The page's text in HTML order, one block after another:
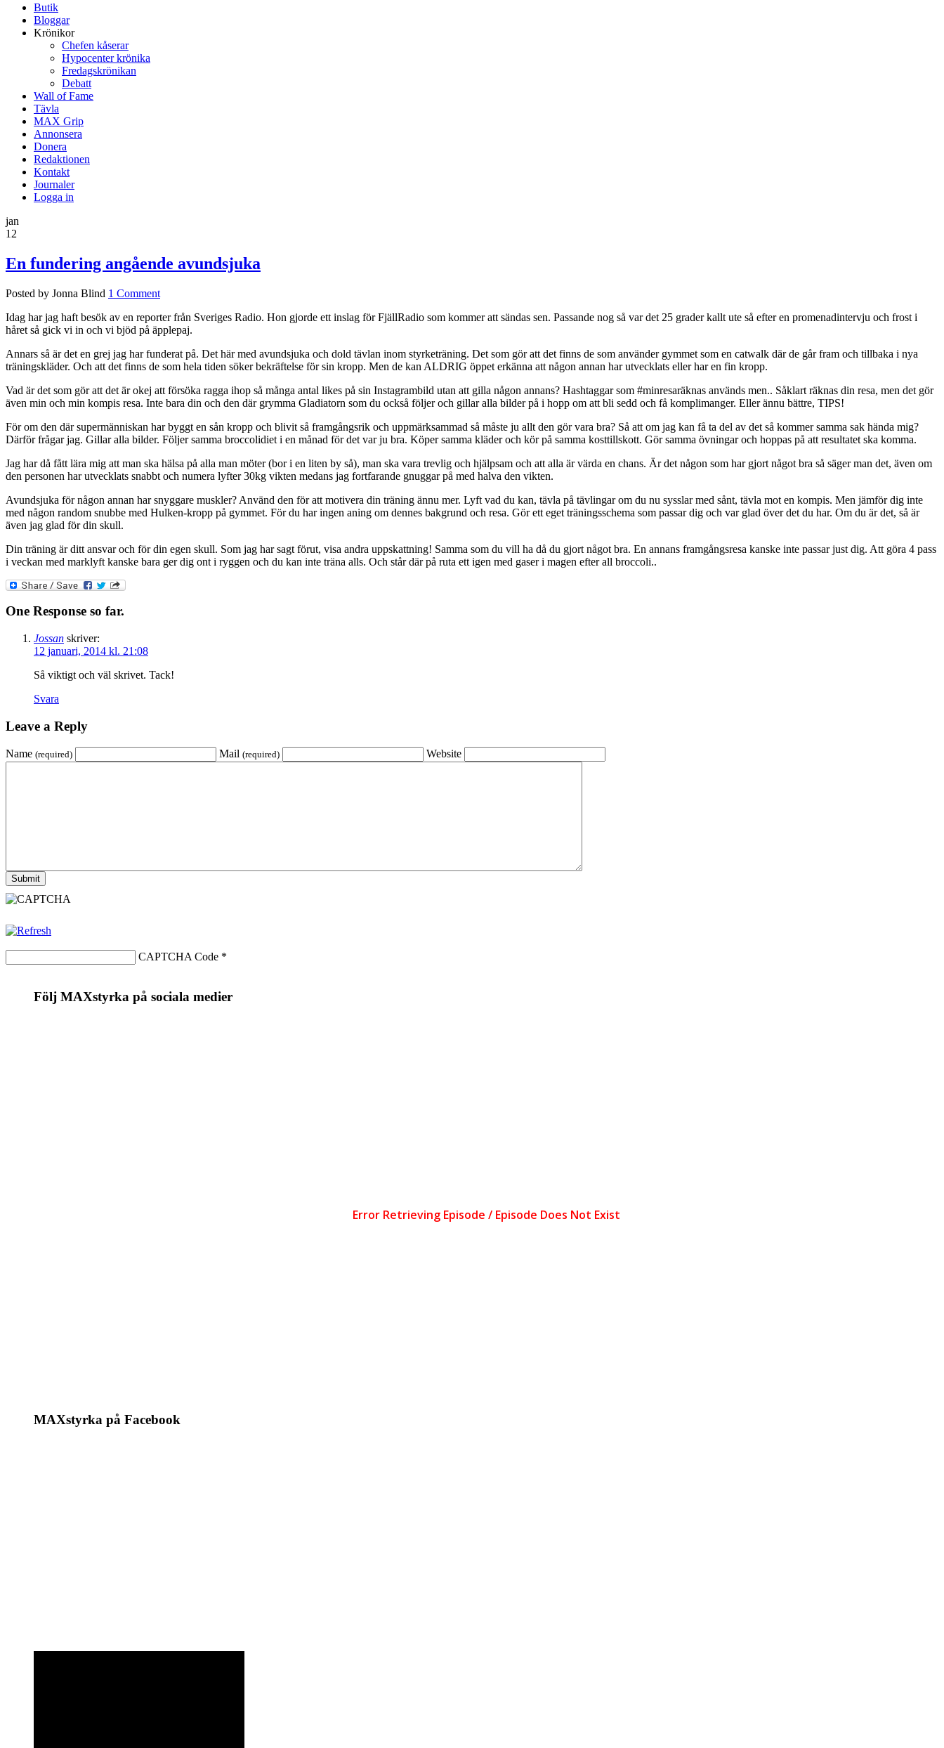
Butik
Bloggar
Krönikor
Chefen kåserar
Hypocenter krönika
Fredagskrönikan
Debatt
Wall of Fame
Tävla
MAX Grip
Annonsera
Donera
Redaktionen
Kontakt
Journaler
Logga in
jan
12
En fundering angående avundsjuka
Posted by Jonna Blind 1 Comment
Idag har jag haft besök av en reporter från Sveriges Radio. Hon gjorde ett inslag för FjällRadio som kommer att sändas sen. Passande nog så var det 25 grader kallt ute så efter en promenadintervju och frost i
håret så gick vi in och vi bjöd på äpplepaj.
Annars så är det en grej jag har funderat på. Det här med avundsjuka och dold tävlan inom styrketräning. Det som gör att det finns de som använder gymmet som en catwalk där de går fram och tillbaka i nya
träningskläder. Och att det finns de som hela tiden söker bekräftelse för sin kropp. Men de kan ALDRIG öppet erkänna att någon annan har utvecklats eller har en fin kropp.
Vad är det som gör att det är okej att försöka ragga ihop så många antal likes på sin Instagrambild utan att gilla någon annans? Hashtaggar som #minresaräknas används men.. Såklart räknas din resa, men det gör
även min och min kompis resa. Inte bara din och den där grymma Gladiatorn som du också följer och gillar alla bilder på i hopp om att bli sedd och få komplimanger. Eller ännu bättre, TIPS!
För om den där supermänniskan har byggt en sån kropp och blivit så framgångsrik och uppmärksammad så måste ju allt den gör vara bra? Så att om jag kan få ta del av det så kommer samma sak hända mig?
Därför frågar jag. Gillar alla bilder. Följer samma broccolidiet i en månad för det var ju bra. Köper samma kläder och kör på samma kosttillskott. Gör samma övningar och hoppas på att resultatet ska komma.
Jag har då fått lära mig att man ska hälsa på alla man möter (bor i en liten by så), man ska vara trevlig och hjälpsam och att alla är värda en chans. Är det någon som har gjort något bra så säger man det, även om
den personen har utvecklats snabbt och numera lyfter 30kg vikten medans jag fortfarande gnuggar på med halva den vikten.
Avundsjuka för någon annan har snyggare muskler? Använd den för att motivera din träning ännu mer. Lyft vad du kan, tävla på tävlingar om du nu sysslar med sånt, tävla mot en kompis. Men jämför dig inte
med någon random snubbe med Hulken-kropp på gymmet. För du har ingen aning om dennes bakgrund och resa. Gör ett eget träningsschema som passar dig och var glad över det du har. Om du är det, så är
även jag glad för din skull.
Din träning är ditt ansvar och för din egen skull. Som jag har sagt förut, visa andra uppskattning! Samma som du vill ha då du gjort något bra. En annans framgångsresa kanske inte passar just dig. Att göra 4 pass
i veckan med marklyft kanske bara ger dig ont i ryggen och du kan inte träna alls. Och står där på ruta ett igen med gaser i magen efter all broccoli..
One Response so far.
Jossan skriver:
12 januari, 2014 kl. 21:08
Så viktigt och väl skrivet. Tack!
Svara
Leave a Reply
Name (required) Mail (required) Website
CAPTCHA Code *
Följ MAXstyrka på sociala medier
MAXstyrka på Facebook